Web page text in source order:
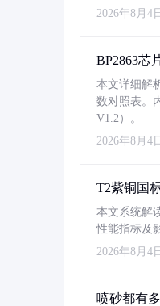
2026年8月4
BP2863芯
本文详细解
数对照表。
V1.2）。
2026年8月4
T2紫铜国
本文系统解
性能指标及
2026年8月4
喷砂都有